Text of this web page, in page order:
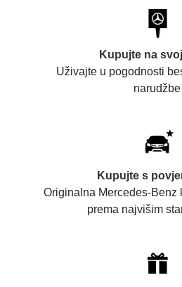
Kupujte na
Uživajte u pogodnosti
narudžbe
Kupujte s
Originalna Mercedes-Benz
prema najvišim